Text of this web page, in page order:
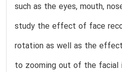
such as the eyes, mouth,
study the effect of face
rotation as well as the
to zooming out of the facial